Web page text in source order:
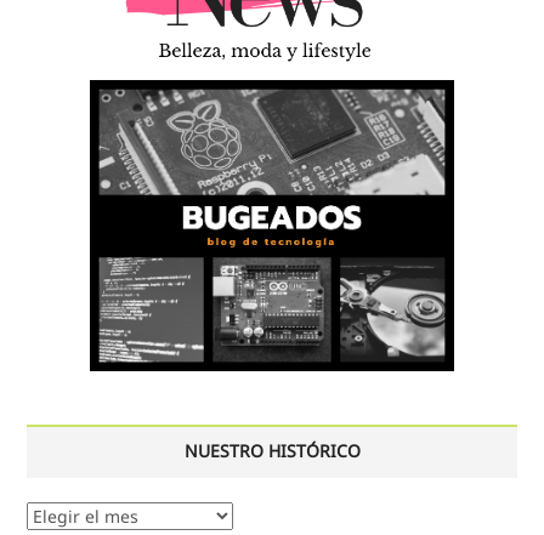
NUESTRO HISTÓRICO
Nuestro